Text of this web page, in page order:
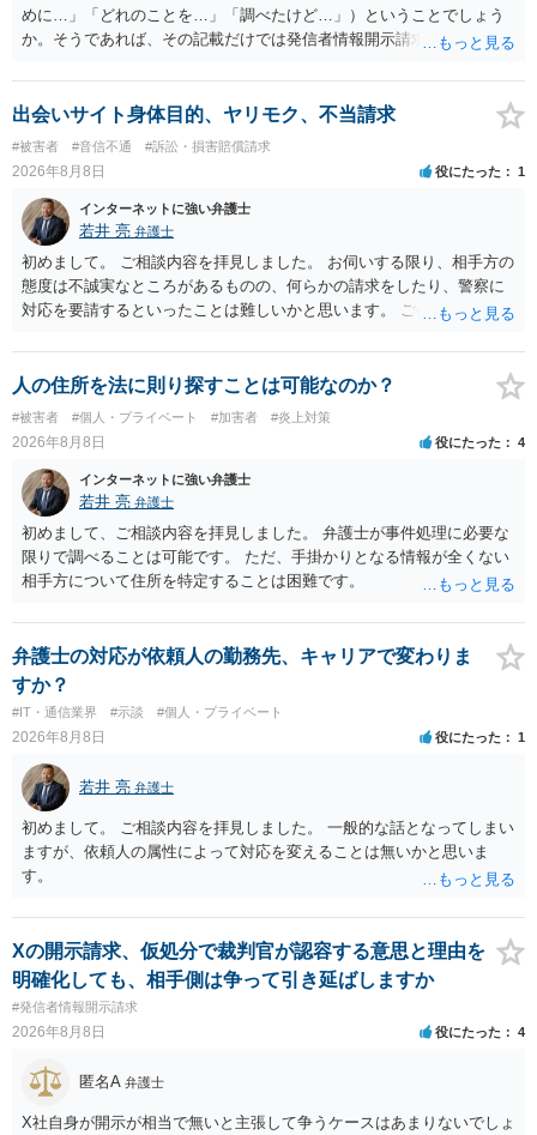
めに…」「どれのことを…」「調べたけど…」）ということでしょう
か。そうであれば、その記載だけでは発信者情報開示請求が認められ
ただ、「328が名誉毀損、偽計業務妨害、侮辱罪、ストーカー等に関す
る法律違反に該当するといわれ」とのことですので、ご質問に書かれ
ていない何らかの背景事情があれば、回答は180度変わるかもしれませ
ん。公開の場で詳細を投稿することは不適当と思われますので、弁護
士へ直接相談した方がよいでしょう。
出会いサイト身体目的、ヤリモク、不当請求
#被害者 #音信不通 #訴訟・損害賠償請求
2026年8月8日 役にたった 1
インターネットに強い弁護士
若井 亮 弁護士
初めまして。 ご相談内容を拝見しました。 お伺いする限り、相手方の
態度は不誠実なところがあるものの、何らかの請求をしたり、警察に
対応を要請するといったことは難しいかと思います。 ご参考になれば
人の住所を法に則り探すことは可能なのか？
#被害者 #個人・プライベート #加害者 #炎上対策
2026年8月8日 役にたった 4
インターネットに強い弁護士
若井 亮 弁護士
初めまして、ご相談内容を拝見しました。 弁護士が事件処理に必要な
限りで調べることは可能です。 ただ、手掛かりとなる情報が全くない
相手方について住所を特定することは困難です。
弁護士の対応が依頼人の勤務先、キャリアで変わりま
すか？
#IT・通信業界 #示談 #個人・プライベート
2026年8月8日 役にたった 1
若井 亮 弁護士
初めまして。 ご相談内容を拝見しました。 一般的な話となってしまい
ますが、依頼人の属性によって対応を変えることは無いかと思いま
す。
Xの開示請求、仮処分で裁判官が認容する意思と理由を
明確化しても、相手側は争って引き延ばしますか
#発信者情報開示請求
2026年8月8日 役にたった 4
匿名A 弁護士
X社自身が開示が相当で無いと主張して争うケースはあまりないでしょ